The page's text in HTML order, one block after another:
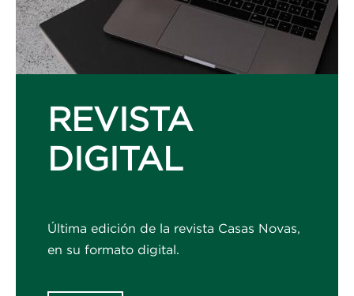
REVISTA
DIGITAL
Última edición de la revista Casas Novas,
en su formato digital.